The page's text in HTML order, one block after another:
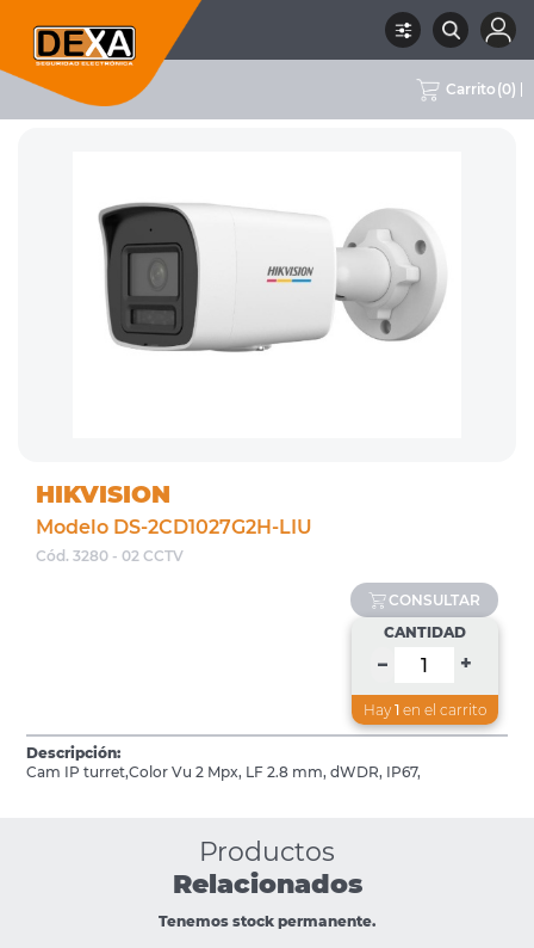
Carrito (0)
RUBRO SUBRUBRO HIKVISION
HIKVISION
Modelo DS-2CD1027G2H-LIU
Cód. 3280 - 02 CCTV
CONSULTAR
CANTIDAD
– +
Hay 1en el carrito
Descripción:
Cam IP turret,Color Vu 2 Mpx, LF 2.8 mm, dWDR, IP67,
Productos
Relacionados
Tenemos stock permanente.